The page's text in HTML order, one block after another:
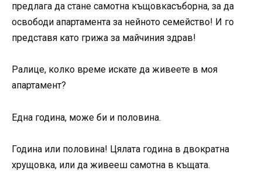
предлага да стане самотна къщовкасъборна, за да
освободи апартамента за нейното семейство! И го
представя като грижа за майчиния здрав!
Ралице, колко време искате да живеете в моя
апартамент?
Една година, може би и половина.
Година или половина! Цялата година в двократна
хрущовка, или да живееш самотна в къщата.